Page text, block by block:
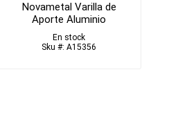
Novametal Varilla de
Aporte Aluminio
En stock
Sku #: A15356